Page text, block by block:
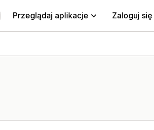
Przeglądaj aplikacje Zaloguj się